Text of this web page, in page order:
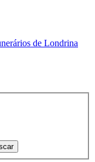
de Londrina